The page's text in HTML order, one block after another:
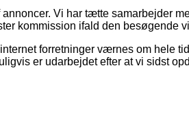
Vi har tætte samarbejder
kommission ifald den besøgende
forretninger værnes om hele
er udarbejdet efter at vi sidst